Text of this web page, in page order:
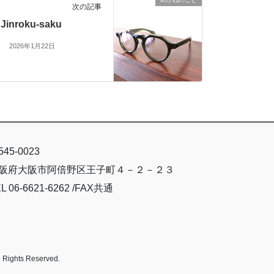
次の記事
Jinroku-saku
2026年1月22日
0023
府大阪市阿倍野区王子町４－２－２３
06-6621-6262 /FAX共通
Reserved.